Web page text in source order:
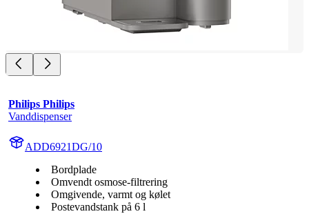
Philips Philips
Vanddispenser
ADD6921DG/10
Bordplade
Omvendt osmose-filtrering
Omgivende, varmt og kølet
Postevandstank på 6 l